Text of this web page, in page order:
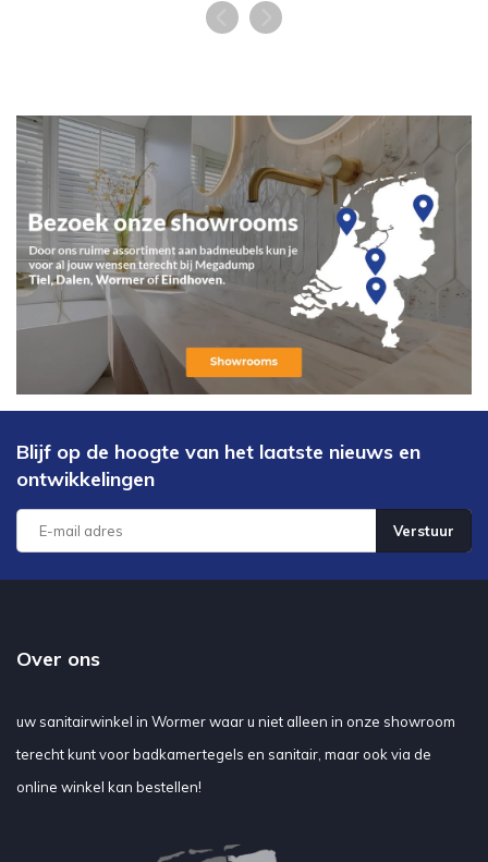
Blijf op de hoogte van het laatste nieuws en
ontwikkelingen
Verstuur
Over ons
uw sanitairwinkel in Wormer waar u niet alleen in onze showroom
terecht kunt voor badkamertegels en sanitair, maar ook via de
online winkel kan bestellen!